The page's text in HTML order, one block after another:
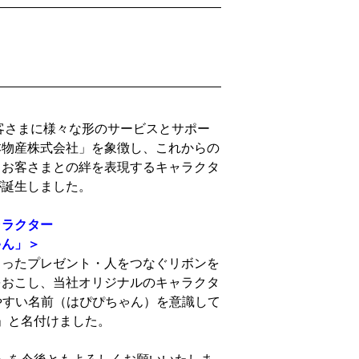
まに様々な形のサービスとサポー
産株式会社」を象徴し、これからの
客さまとの絆を表現するキャラクタ
生しました。
クター
」＞
たプレゼント・人をつなぐリボンを
こし、当社オリジナルのキャラクタ
い名前（はぴぴちゃん）を意識して
名付けました。